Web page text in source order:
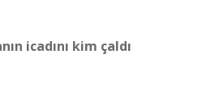
icadını kim çaldı